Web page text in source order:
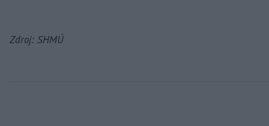
Zdroj: SHMÚ